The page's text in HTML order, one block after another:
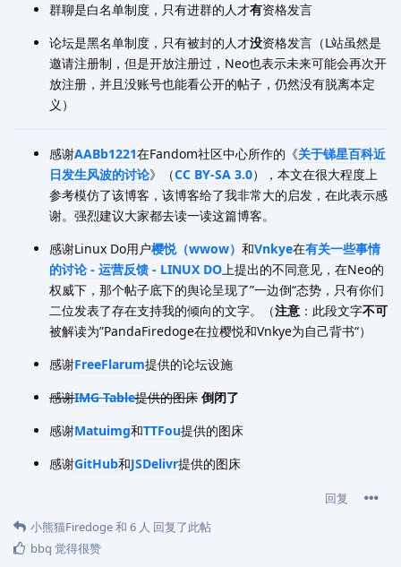
群聊是白名单制度，只有进群的人才有资格发言
论坛是黑名单制度，只有被封的人才没资格发言（L站虽然是
邀请注册制，但是开放注册过，Neo也表示未来可能会再次开
放注册，并且没账号也能看公开的帖子，仍然没有脱离本定
义）
感谢AABb1221在Fandom社区中心所作的《关于锑星百科近
日发生风波的讨论》（CC BY-SA 3.0），本文在很大程度上
参考模仿了该博客，该博客给了我非常大的启发，在此表示感
谢。强烈建议大家都去读一读这篇博客。
感谢Linux Do用户樱悦（wwow） 和Vnkye在有关一些事情
的讨论 - 运营反馈 - LINUX DO上提出的不同意见，在Neo的
权威下，那个帖子底下的舆论呈现了”一边倒“态势，只有你们
二位发表了存在支持我的倾向的文字。（注意 ：此段文字不可
被解读为”PandaFiredoge在拉樱悦和Vnkye为自己背书“）
感谢FreeFlarum提供的论坛设施
感谢IMG Table提供的图床 倒闭了
感谢Matuimg和TTFou提供的图床
感谢GitHub和JSDelivr提供的图床
回复
小熊猫Firedoge和 6 人 回复了此帖
bbq 觉得很赞